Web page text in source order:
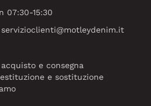
07:30-15:30
servizioclienti@motleydenim.it
e consegna
e sostituzione